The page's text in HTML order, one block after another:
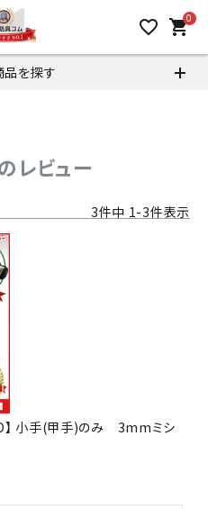
favorite_border 0
shopping_cart
品を探す
レビュー
3件中 1-3件表示
】 小手(甲手)のみ 3mmミシ